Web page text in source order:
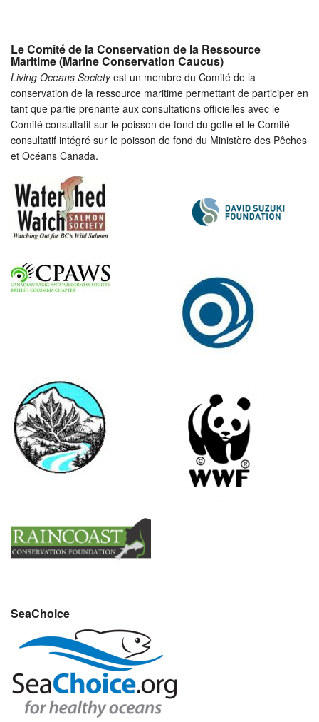
Le Comité de la Conservation de la Ressource
Maritime (Marine Conservation Caucus)
Living Oceans Societyest un membre du Comité de la
conservation de la ressource maritime permettant de participer en
tant que partie prenante aux consultations officielles avec le
Comité consultatif sur le poisson de fond du golfe et le Comité
consultatif intégré sur le poisson de fond du Ministère des Pêches
et Océans Canada.
SeaChoice